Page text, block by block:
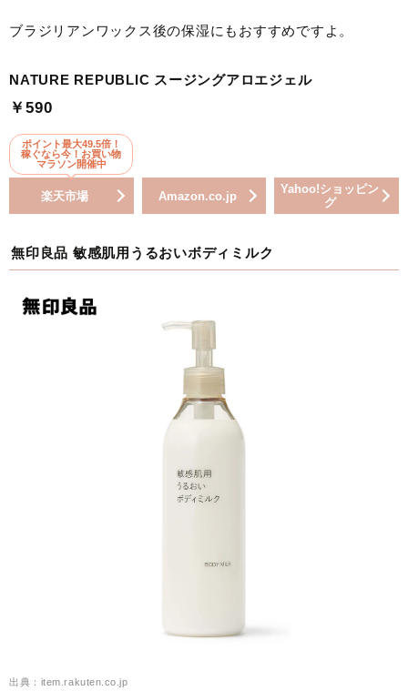
ブラジリアンワックス後の保湿にもおすすめですよ。
NATURE REPUBLIC スージングアロエジェル
￥590
ポイント最大49.5倍！
稼ぐなら今！お買い物
マラソン開催中
楽天市場 Amazon.co.jp
Yahoo!ショッピン
グ
無印良品 敏感肌用うるおいボディミルク
出典：item.rakuten.co.jp